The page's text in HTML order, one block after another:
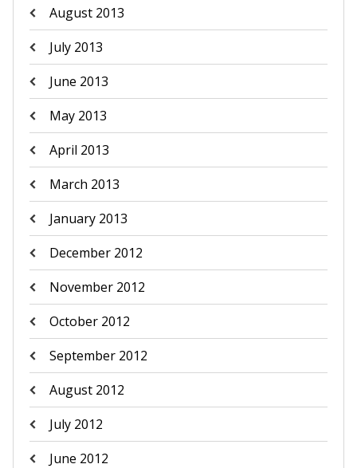
August 2013
July 2013
June 2013
May 2013
April 2013
March 2013
January 2013
December 2012
November 2012
October 2012
September 2012
August 2012
July 2012
June 2012